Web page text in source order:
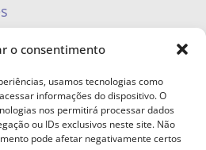
o consentimento
usamos tecnologias como
informações do dispositivo. O
nos permitirá processar dados
ou IDs exclusivos neste site. Não
pode afetar negativamente certos